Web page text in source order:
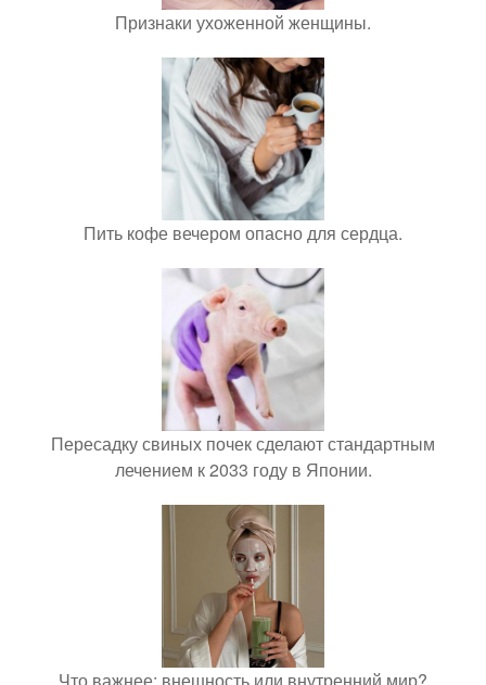
Признаки ухоженной женщины.
Пить кофе вечером опасно для сердца.
Пересадку свиных почек сделают стандартным
лечением к 2033 году в Японии.